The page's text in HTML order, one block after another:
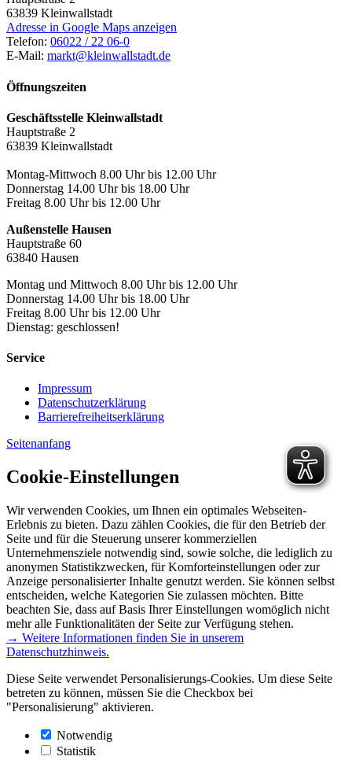
63839 Kleinwallstadt
Adresse in Google Maps anzeigen
Telefon: 06022 / 22 06-0
E-Mail: markt@kleinwallstadt.de
Öffnungszeiten
Geschäftsstelle Kleinwallstadt
Hauptstraße 2
63839 Kleinwallstadt
Montag-Mittwoch 8.00 Uhr bis 12.00 Uhr
Donnerstag 14.00 Uhr bis 18.00 Uhr
Freitag 8.00 Uhr bis 12.00 Uhr
Außenstelle Hausen
Hauptstraße 60
63840 Hausen
Montag und Mittwoch 8.00 Uhr bis 12.00 Uhr
Donnerstag 14.00 Uhr bis 18.00 Uhr
Freitag 8.00 Uhr bis 12.00 Uhr
Dienstag: geschlossen!
Service
Impressum
Datenschutzerklärung
Barrierefreiheitserklärung
Seitenanfang
Cookie-Einstellungen
Wir verwenden Cookies, um Ihnen ein optimales Webseiten-
Erlebnis zu bieten. Dazu zählen Cookies, die für den Betrieb der
Seite und für die Steuerung unserer kommerziellen
Unternehmensziele notwendig sind, sowie solche, die lediglich zu
anonymen Statistikzwecken, für Komforteinstellungen oder zur
Anzeige personalisierter Inhalte genutzt werden. Sie können selbst
entscheiden, welche Kategorien Sie zulassen möchten. Bitte
beachten Sie, dass auf Basis Ihrer Einstellungen womöglich nicht
mehr alle Funktionalitäten der Seite zur Verfügung stehen.
→ Weitere Informationen finden Sie in unserem
Datenschutzhinweis.
Diese Seite verwendet Personalisierungs-Cookies. Um diese Seite
betreten zu können, müssen Sie die Checkbox bei
"Personalisierung" aktivieren.
Notwendig
Statistik